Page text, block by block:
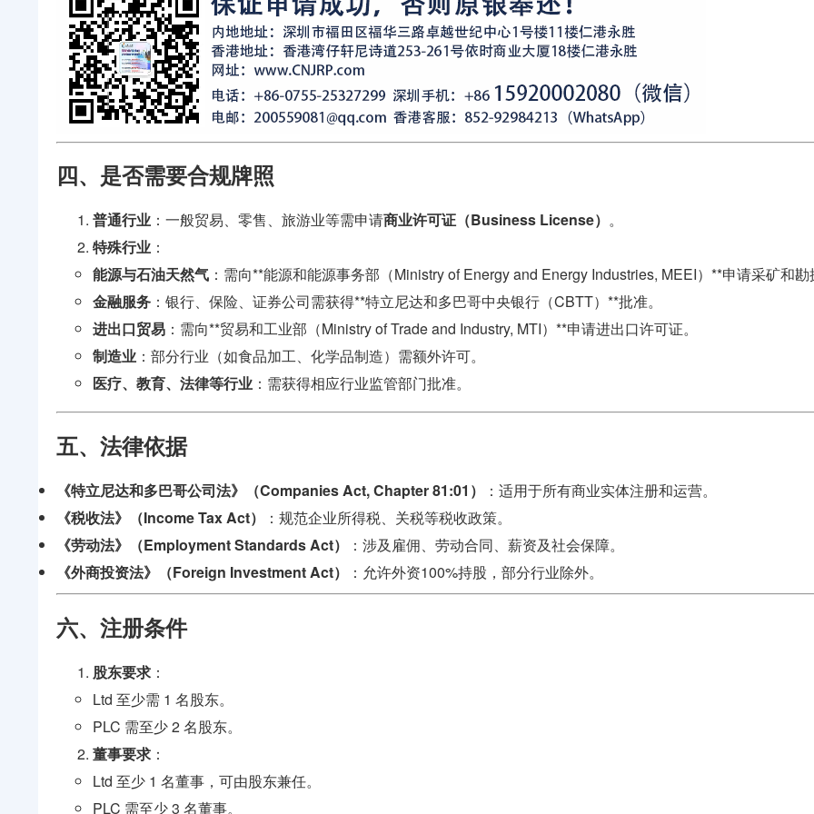
四、是否需要合规牌照
普通行业 ：一般贸易、零售、旅游业等需申请商业许可证（Business License） 。
特殊行业 ：
能源与石油天然气 ：需向**能源和能源事务部（Ministry of Energy and Energy Industries, MEEI）**申请采矿和勘
金融服务 ：银行、保险、证券公司需获得**特立尼达和多巴哥中央银行（CBTT）**批准。
进出口贸易 ：需向**贸易和工业部（Ministry of Trade and Industry, MTI）**申请进出口许可证。
制造业 ：部分行业（如食品加工、化学品制造）需额外许可。
医疗、教育、法律等行业 ：需获得相应行业监管部门批准。
五、法律依据
《特立尼达和多巴哥公司法》（Companies Act, Chapter 81:01）
：适用于所有商业实体注册和运营。
《税收法》（Income Tax Act）
：规范企业所得税、关税等税收政策。
《劳动法》（Employment Standards Act）
：涉及雇佣、劳动合同、薪资及社会保障。
《外商投资法》（Foreign Investment Act）
：允许外资100%持股，部分行业除外。
六、注册条件
股东要求 ：
Ltd 至少需 1 名股东。
PLC 需至少 2 名股东。
董事要求 ：
Ltd 至少 1 名董事，可由股东兼任。
PLC 需至少 3 名董事。